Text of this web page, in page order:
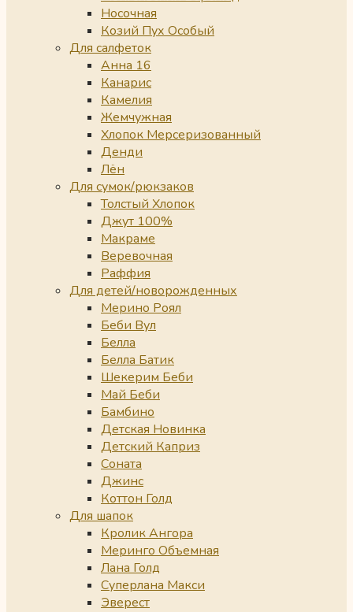
Носочная
Козий Пух Особый
Для салфеток
Анна 16
Канарис
Камелия
Жемчужная
Хлопок Мерсеризованный
Денди
Лён
Для сумок/рюкзаков
Толстый Хлопок
Джут 100%
Макраме
Веревочная
Раффия
Для детей/новорожденных
Мерино Роял
Беби Вул
Белла
Белла Батик
Шекерим Беби
Май Беби
Бамбино
Детская Новинка
Детский Каприз
Соната
Джинс
Коттон Голд
Для шапок
Кролик Ангора
Меринго Объемная
Лана Голд
Суперлана Макси
Эверест